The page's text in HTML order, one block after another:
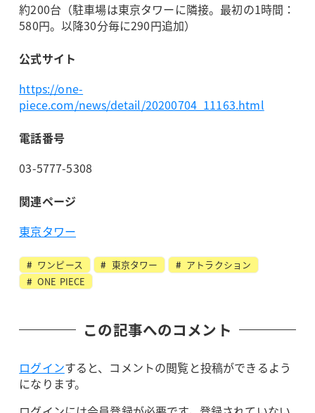
約200台（駐車場は東京タワーに隣接。最初の1時間：
580円。以降30分毎に290円追加）
公式サイト
https://one-
piece.com/news/detail/20200704_11163.html
電話番号
03-5777-5308
関連ページ
東京タワー
ワンピース 東京タワー
アトラクション
ONE PIECE
この記事へのコメント
ログインすると、コメントの閲覧と投稿ができるよう
になります。